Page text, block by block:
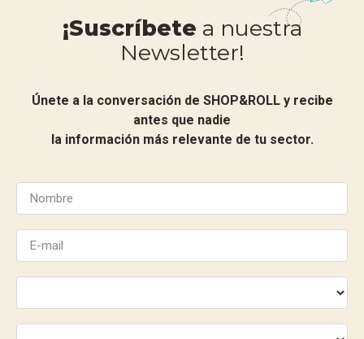
¡Suscríbete a nuestra
Newsletter!
Únete a la conversación de SHOP&ROLL y recibe
antes que nadie
la información más relevante de tu sector.